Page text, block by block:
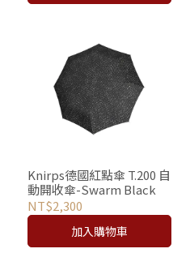
Knirps德國紅點傘 T.200 自
動開收傘-Swarm Black
NT$2,300
加入購物車